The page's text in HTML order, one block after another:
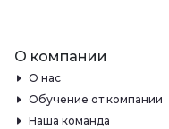
О компании
О нас
Обучение от компании
Наша команда